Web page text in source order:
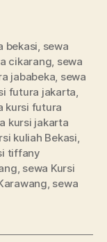
bekasi sewa
cikarang sewa
jababeka sewa
futura jakarta
kursi futura
kursi jakarta
kuliah Bekasi
tiffany
sewa Kursi
sewa